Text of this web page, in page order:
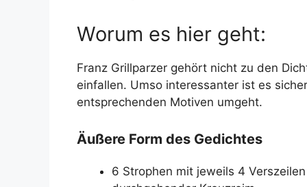
Worum es hier geht:
Franz Grillparzer gehört nicht zu den
einfallen. Umso interessanter ist es
entsprechenden Motiven umgeht.
Äußere Form des Gedichtes
6 Strophen mit jeweils 4 Verszeilen